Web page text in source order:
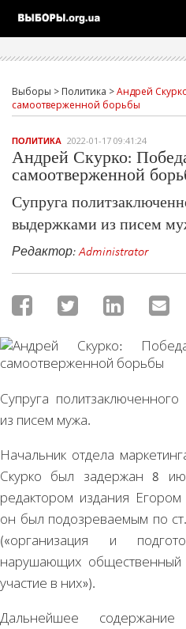
Выборы > Политика >Андрей
самоотверженной борьбы
ПОЛИТИКА 2022-01-17 09:41:24
Андрей Скурко:
самоотверженной
Супруга
выдержками из писем
Редактор:Administrator
Супруга
из писем мужа.
Начальник отдела
Скурко был задержан 8
редактором издания
он был подозреваемым по
(«организация и
нарушающих общественный
участие в них»).
Дальнейшее